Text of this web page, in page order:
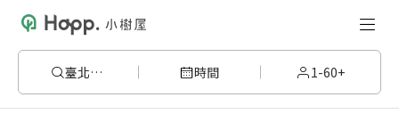
臺北市中正區 時間 1-60+